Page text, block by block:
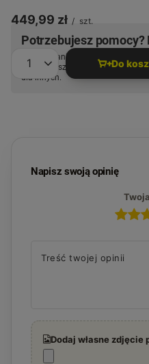
449,99 zł / szt.
Ilość produktów Do
Potrzebujesz pomocy?
Zadaj pytanie a my odpowiemy
najciekawsze pytania i
dla innych.
Napisz swoją opinię
Treść twojej opinii
Dodaj własne zdjęcie